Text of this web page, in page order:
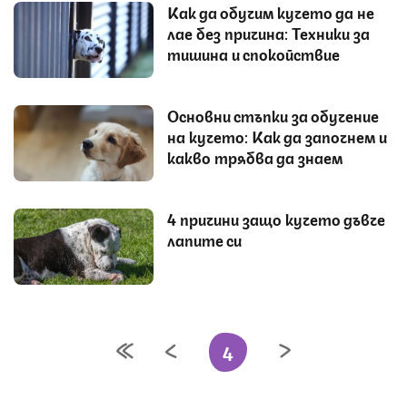
Как да обучим кучето да не
лае без причина: Техники за
тишина и спокойствие
Основни стъпки за обучение
на кучето: Как да започнем и
какво трябва да знаем
4 причини защо кучето дъвче
лапите си
4